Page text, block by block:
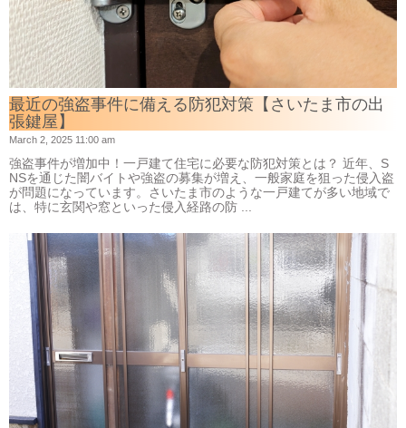
最近の強盗事件に備える防犯対策【さいたま市の出
張鍵屋】
March 2, 2025 11:00 am
強盗事件が増加中！一戸建て住宅に必要な防犯対策とは？ 近年、S
NSを通じた闇バイトや強盗の募集が増え、一般家庭を狙った侵入盗
が問題になっています。さいたま市のような一戸建てが多い地域で
は、特に玄関や窓といった侵入経路の防 ...